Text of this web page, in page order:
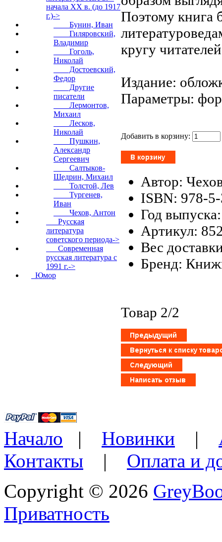
начала XX в. (до 1917
г.)->
Бунин, Иван
Гиляровский,
Владимир
Гоголь,
Николай
Достоевский,
Федор
Другие
писатели
Лермонтов,
Михаил
Лесков,
Николай
Пушкин,
Александр
Сергеевич
Салтыков-
Щедрин, Михаил
Толстой, Лев
Тургенев,
Иван
Чехов, Антон
Русская
литература
советского периода->
Современная
русская литература с
1991 г.->
Юмор
Поэтому книга
кругу
Издание:
Параметры:
Добавить в корзину:
Автор:
ISBN: 978-
Год
Артикул:
Вес
Бренд:
Товар 2/2
Начало | Новинки |
Контакты | Оплата и
Copyright © 2026
Приватность